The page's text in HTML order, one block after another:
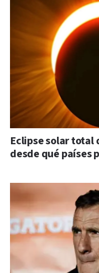
Eclipse solar total
desde qué países